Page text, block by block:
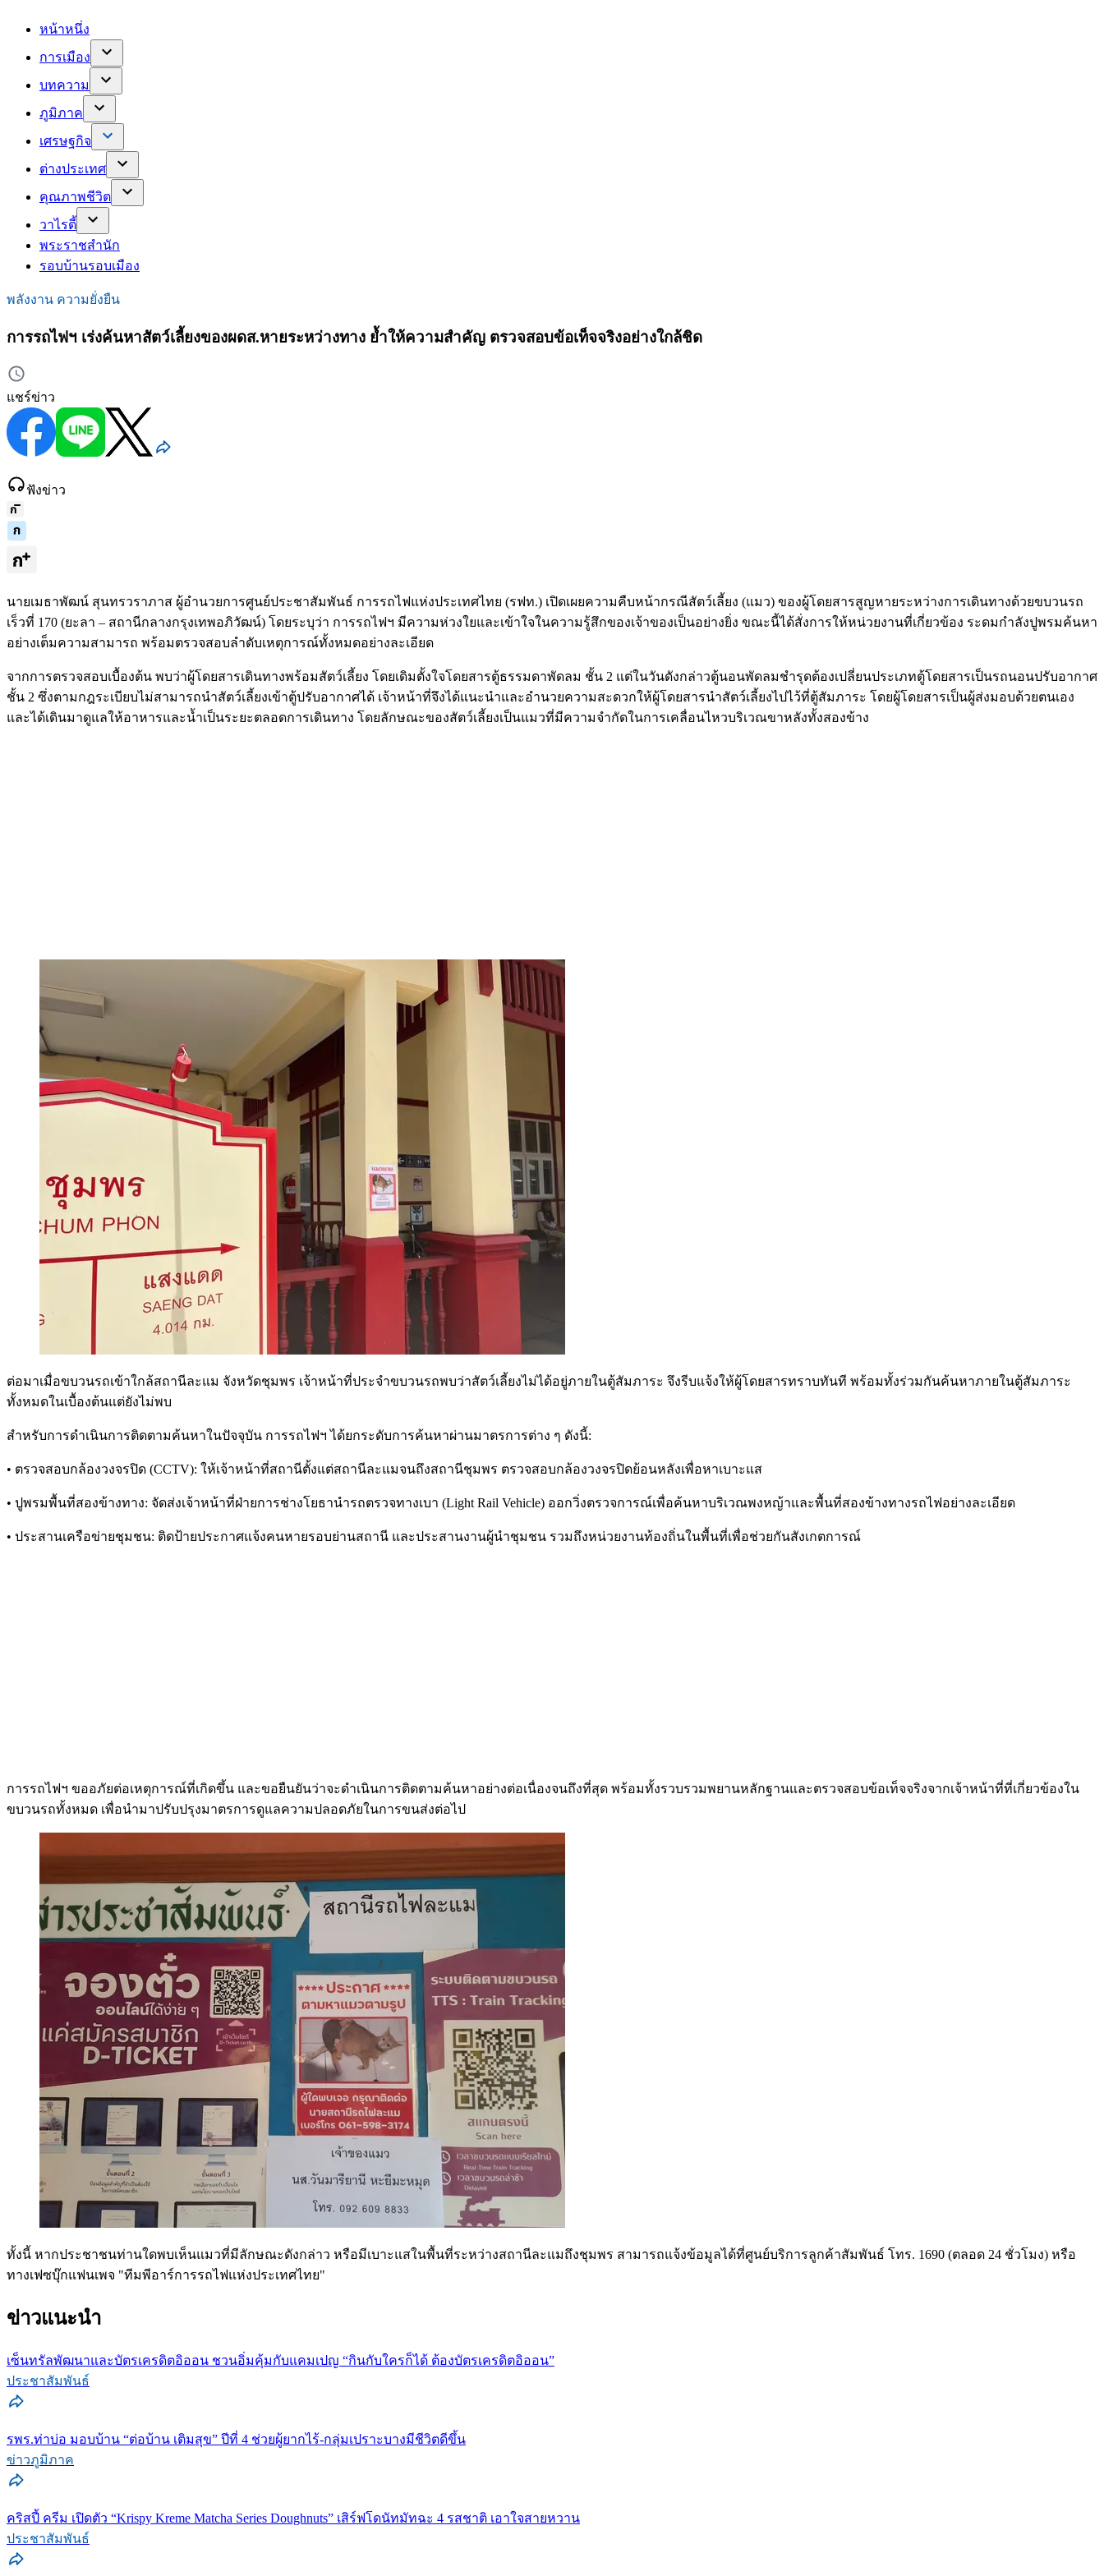
หน้าหนึ่ง
การเมือง
บทความ
ภูมิภาค
เศรษฐกิจ
ต่างประเทศ
คุณภาพชีวิต
วาไรตี้
พระราชสำนัก
รอบบ้านรอบเมือง
พลังงาน ความยั่งยืน
การรถไฟฯ เร่งค้นหาสัตว์เลี้ยงของผดส.หายระหว่างทาง ย้ำให้ความสำคัญ ตรวจสอบข้อเท็จจริงอย่างใกล้ชิด
แชร์ข่าว
ฟังข่าว
นายเมธาพัฒน์ สุนทรวราภาส ผู้อำนวยการศูนย์ประชาสัมพันธ์ การรถไฟแห่งประเทศไทย (รฟท.) เปิดเผยความคืบหน้ากรณีสัตว์เลี้ยง (แมว) ของผู้โดยสารสูญหายระหว่างการเดินทางด้วยขบวนรถ
เร็วที่ 170 (ยะลา – สถานีกลางกรุงเทพอภิวัฒน์) โดยระบุว่า การรถไฟฯ มีความห่วงใยและเข้าใจในความรู้สึกของเจ้าของเป็นอย่างยิ่ง ขณะนี้ได้สั่งการให้หน่วยงานที่เกี่ยวข้อง ระดมกำลังปูพรมค้นหา
อย่างเต็มความสามารถ พร้อมตรวจสอบลำดับเหตุการณ์ทั้งหมดอย่างละเอียด
จากการตรวจสอบเบื้องต้น พบว่าผู้โดยสารเดินทางพร้อมสัตว์เลี้ยง โดยเดิมตั้งใจโดยสารตู้ธรรมดาพัดลม ชั้น 2 แต่ในวันดังกล่าวตู้นอนพัดลมชำรุดต้องเปลี่ยนประเภทตู้โดยสารเป็นรถนอนปรับอากาศ
ชั้น 2 ซึ่งตามกฎระเบียบไม่สามารถนำสัตว์เลี้ยงเข้าตู้ปรับอากาศได้ เจ้าหน้าที่จึงได้แนะนำและอำนวยความสะดวกให้ผู้โดยสารนำสัตว์เลี้ยงไปไว้ที่ตู้สัมภาระ โดยผู้โดยสารเป็นผู้ส่งมอบด้วยตนเอง
และได้เดินมาดูแลให้อาหารและน้ำเป็นระยะตลอดการเดินทาง โดยลักษณะของสัตว์เลี้ยงเป็นแมวที่มีความจำกัดในการเคลื่อนไหวบริเวณขาหลังทั้งสองข้าง
ต่อมาเมื่อขบวนรถเข้าใกล้สถานีละแม จังหวัดชุมพร เจ้าหน้าที่ประจำขบวนรถพบว่าสัตว์เลี้ยงไม่ได้อยู่ภายในตู้สัมภาระ จึงรีบแจ้งให้ผู้โดยสารทราบทันที พร้อมทั้งร่วมกันค้นหาภายในตู้สัมภาระ
ทั้งหมดในเบื้องต้นแต่ยังไม่พบ
สำหรับการดำเนินการติดตามค้นหาในปัจจุบัน การรถไฟฯ ได้ยกระดับการค้นหาผ่านมาตรการต่าง ๆ ดังนี้:
• ตรวจสอบกล้องวงจรปิด (CCTV): ให้เจ้าหน้าที่สถานีตั้งแต่สถานีละแมจนถึงสถานีชุมพร ตรวจสอบกล้องวงจรปิดย้อนหลังเพื่อหาเบาะแส
• ปูพรมพื้นที่สองข้างทาง: จัดส่งเจ้าหน้าที่ฝ่ายการช่างโยธานำรถตรวจทางเบา (Light Rail Vehicle) ออกวิ่งตรวจการณ์เพื่อค้นหาบริเวณพงหญ้าและพื้นที่สองข้างทางรถไฟอย่างละเอียด
• ประสานเครือข่ายชุมชน: ติดป้ายประกาศแจ้งคนหายรอบย่านสถานี และประสานงานผู้นำชุมชน รวมถึงหน่วยงานท้องถิ่นในพื้นที่เพื่อช่วยกันสังเกตการณ์
การรถไฟฯ ขออภัยต่อเหตุการณ์ที่เกิดขึ้น และขอยืนยันว่าจะดำเนินการติดตามค้นหาอย่างต่อเนื่องจนถึงที่สุด พร้อมทั้งรวบรวมพยานหลักฐานและตรวจสอบข้อเท็จจริงจากเจ้าหน้าที่ที่เกี่ยวข้องใน
ขบวนรถทั้งหมด เพื่อนำมาปรับปรุงมาตรการดูแลความปลอดภัยในการขนส่งต่อไป
ทั้งนี้ หากประชาชนท่านใดพบเห็นแมวที่มีลักษณะดังกล่าว หรือมีเบาะแสในพื้นที่ระหว่างสถานีละแมถึงชุมพร สามารถแจ้งข้อมูลได้ที่ศูนย์บริการลูกค้าสัมพันธ์ โทร. 1690 (ตลอด 24 ชั่วโมง) หรือ
ทางเฟซบุ๊กแฟนเพจ "ทีมพีอาร์การรถไฟแห่งประเทศไทย"
ข่าวแนะนำ
เซ็นทรัลพัฒนาและบัตรเครดิตอิออน ชวนอิ่มคุ้มกับแคมเปญ “กินกับใครก็ได้ ต้องบัตรเครดิตอิออน”
ประชาสัมพันธ์
รพร.ท่าบ่อ มอบบ้าน “ต่อบ้าน เติมสุข” ปีที่ 4 ช่วยผู้ยากไร้-กลุ่มเปราะบางมีชีวิตดีขึ้น
ข่าวภูมิภาค
คริสปี้ ครีม เปิดตัว “Krispy Kreme Matcha Series Doughnuts” เสิร์ฟโดนัทมัทฉะ 4 รสชาติ เอาใจสายหวาน
ประชาสัมพันธ์